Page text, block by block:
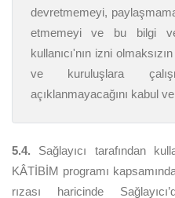
devretmemeyi,
etmemeyi ve bu bilgi
kullanıcı'nın izni
ve kuruluşlara
açıklanmayacağını kabul
5.4. Sağlayıcı tarafından
KÂTİBİM programı
rızası haricinde